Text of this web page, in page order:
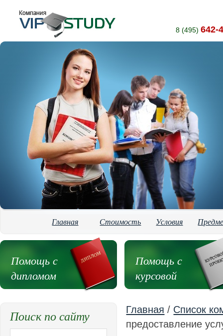
8 (495) 642-
Главная Стоимость Условия
Помощь с
дипломом
Помощь с
курсовой
Главная / Список
предоставление
Поиск по сайту